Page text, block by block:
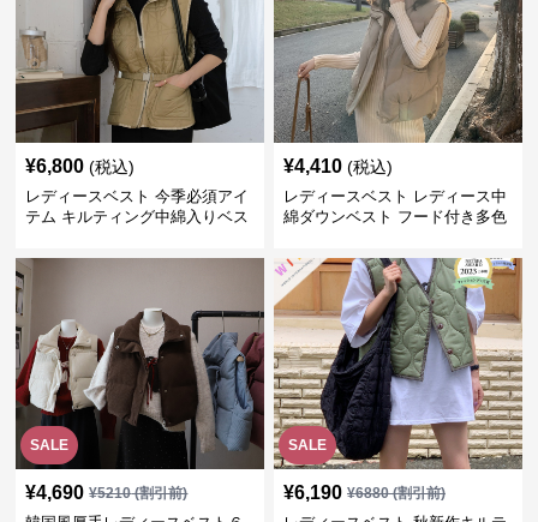
¥6,800 (税込)
レディースベスト 今季必須アイ
テム キルティング中綿入りベス
¥4,410 (税込)
レディースベスト レディース中
綿ダウンベスト フード付き多色
SALE
¥4,690 ¥5210(割引前)
SALE
¥6,190 ¥6880(割引前)